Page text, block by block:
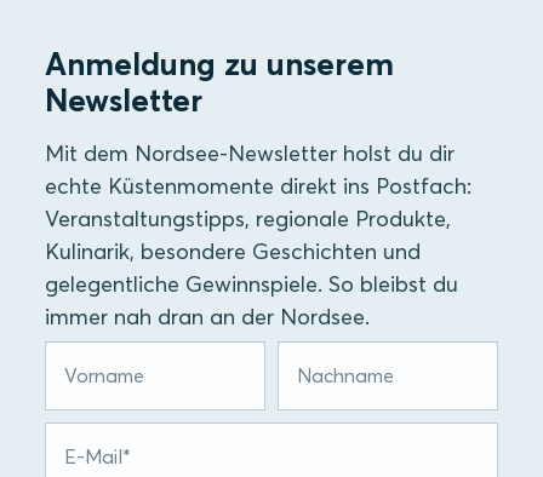
Anmeldung zu unserem
Newsletter
Mit dem Nordsee-Newsletter holst du dir
echte Küstenmomente direkt ins Postfach:
Veranstaltungstipps, regionale Produkte,
Kulinarik, besondere Geschichten und
gelegentliche Gewinnspiele. So bleibst du
immer nah dran an der Nordsee.